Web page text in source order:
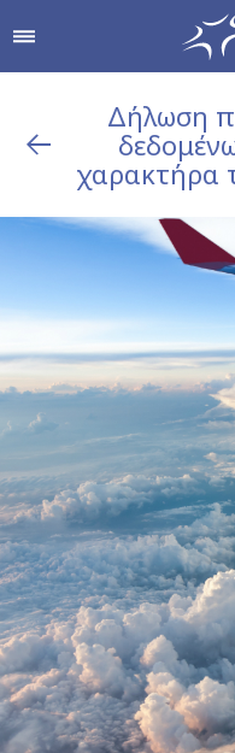
Από & Προς το Αεροδρόμιο
Πληροφορίες Επιβατών
Καταστήματα
Εστιατόρια & Καφέ
Δήλωση
χαρακτήρα